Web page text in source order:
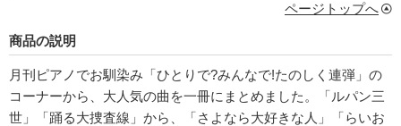
ページトップへ
商品の説明
月刊ピアノでお馴染み「ひとりで?みんなで!たのしく連弾」の
コーナーから、大人気の曲を一冊にまとめました。「ルパン三
世」「踊る大捜査線」から、「さよなら大好きな人」「らいお